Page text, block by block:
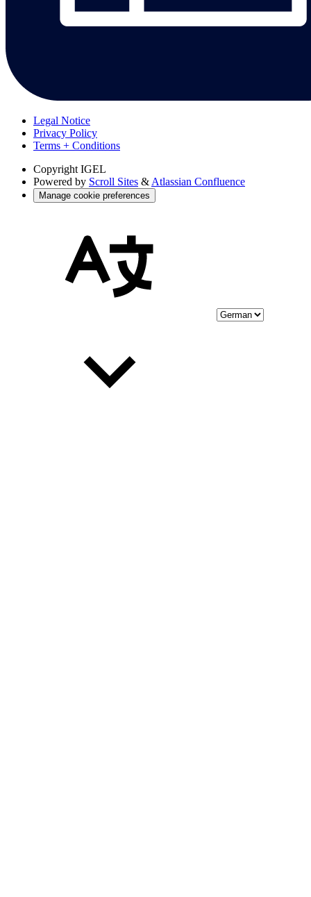
Legal Notice
Privacy Policy
Terms + Conditions
Copyright IGEL
Powered by Scroll Sites & Atlassian Confluence
Manage cookie preferences